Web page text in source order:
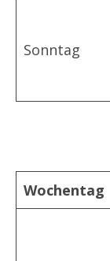
Sonntag
Wochentag